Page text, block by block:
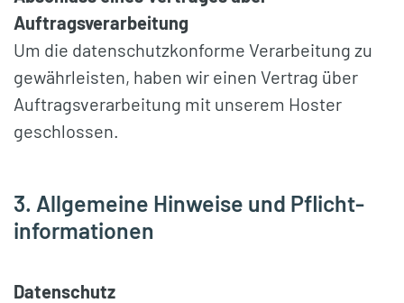
Auftragsverarbeitung
Um die datenschutzkonforme Verarbeitung zu
gewährleisten, haben wir einen Vertrag über
Auftragsverarbeitung mit unserem Hoster
geschlossen.
3. Allgemeine Hinweise und Pflicht­
informationen
Datenschutz